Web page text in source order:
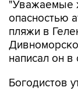
"Уважаемые
опасностью
пляжи в
написал он
Богодистов